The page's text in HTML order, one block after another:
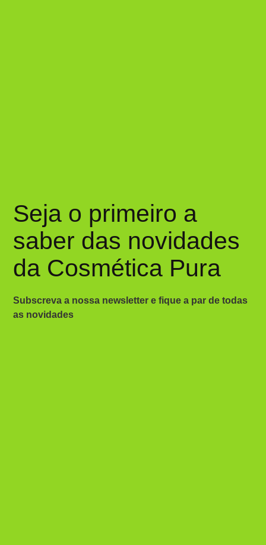
Seja o primeiro a
saber das novidades
da Cosmética Pura
Subscreva a nossa newsletter e fique a par de todas
as novidades